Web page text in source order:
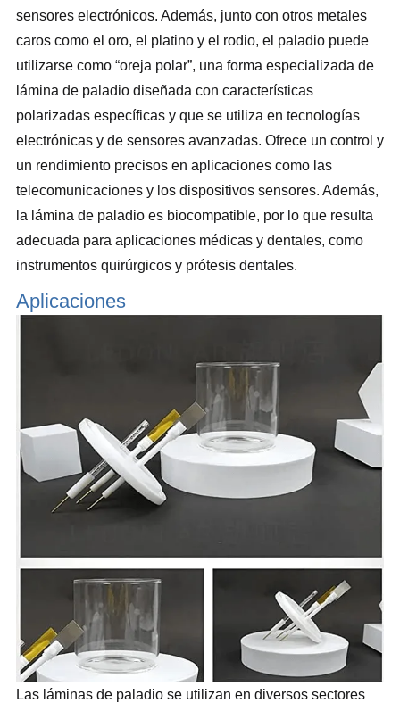
sensores electrónicos. Además, junto con otros metales
caros como el oro, el platino y el rodio, el paladio puede
utilizarse como “oreja polar”, una forma especializada de
lámina de paladio diseñada con características
polarizadas específicas y que se utiliza en tecnologías
electrónicas y de sensores avanzadas. Ofrece un control y
un rendimiento precisos en aplicaciones como las
telecomunicaciones y los dispositivos sensores. Además,
la lámina de paladio es biocompatible, por lo que resulta
adecuada para aplicaciones médicas y dentales, como
instrumentos quirúrgicos y prótesis dentales.
Aplicaciones
Las láminas de paladio se utilizan en diversos sectores